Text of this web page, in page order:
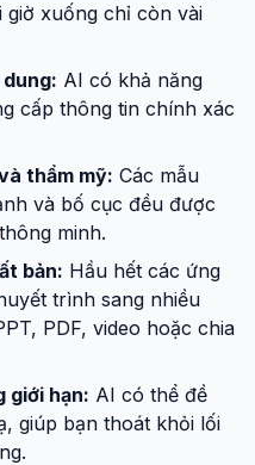
xuống chỉ còn vài
AI có khả năng
cấp thông tin chính xác
thẩm mỹ: Các mẫu
và bố cục đều được
thông minh.
bản: Hầu hết các ứng
trình sang nhiều
PDF, video hoặc chia
giới hạn: AI có thể đề
giúp bạn thoát khỏi lối